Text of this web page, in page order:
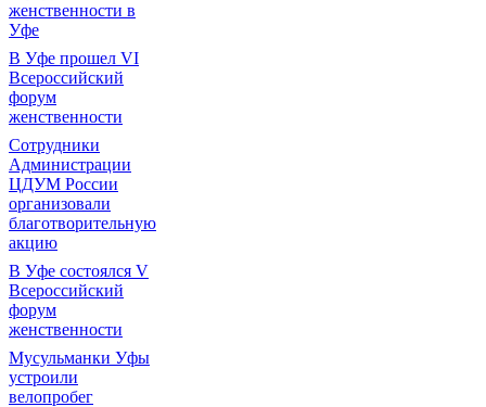
женственности в
Уфе
В Уфе прошел VI
Всероссийский
форум
женственности
Сотрудники
Администрации
ЦДУМ России
организовали
благотворительную
акцию
В Уфе состоялся V
Всероссийский
форум
женственности
Мусульманки Уфы
устроили
велопробег